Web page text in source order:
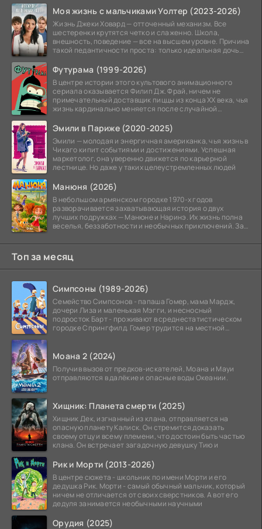
Моя жизнь с мальчиками Уолтер (2023-2026)
Жизнь Джеки Ховард — отточенный механизм. Все
шестеренки крутятся четко и слаженно. Школа,
внешность, поведение — все на высшем уровне. Причина
такой педантичности проста: только идеальная дочь
Футурама (1999-2026)
В центре истории этого культового анимационного
сериала оказывается Филип Дж. Фрай, ничем не
примечательный доставщик пиццы из конца XX века, чья
жизнь кардинально меняется после случайной
Эмили в Париже (2020-2025)
Эмили — молодая и энергичная американка, чья жизнь в
Чикаго кипит событиями и достижениями. Успешная
маркетолог, она уверенно движется по карьерной
лестнице. Но даже у таких целеустремленных людей
Манюня (2026)
В небольшом армянском городке 1970-х годов
разворачивается захватывающая история о двух
лучших подружках — Манюне и Наринэ. Их жизнь полна
веселья, беззаботности и необычных приключений. За
Топ за месяц
Симпсоны (1989-2026)
Семейство Симпсонов - папаша Гомер, мама Мардж,
дочери Лиза и маленькая Мэгги, и несносный
подросток Барт - проживают в среднестатистическом
городке Спрингфилд. Гомер трудится на местной
Моана 2 (2024)
Получив вызов от предков-искателей, Моана и Мауи
отправляются в далёкие и опасные воды Океании.
Хищник: Планета смерти (2025)
Хищник Дек, изгнанный из клана, отправляется на
опасную планету Калиск. Он стремится доказать
своему отцу и всему племени, что достоин быть частью
клана. Он встречает загадочную девушку Тию и
Рик и Морти (2013-2026)
В центре сюжета - школьник по имени Морти и его
дедушка Рик. Морти - самый обычный мальчик, который
ничем не отличается от своих сверстников. А вот его
дедуля занимается необычными научными
Орудия (2025)